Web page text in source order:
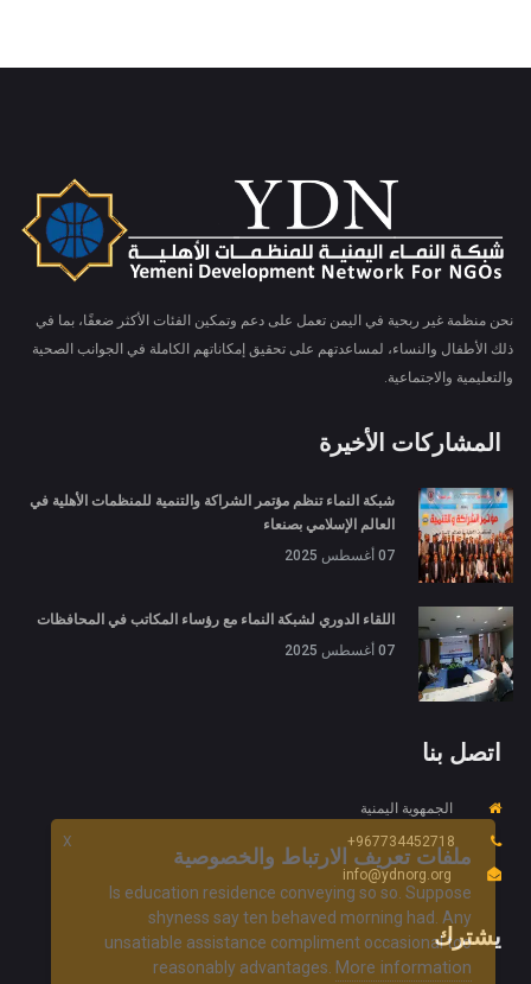
نحن منظمة غير ربحية في اليمن تعمل على دعم وتمكين الفئات الأكثر ضعفًا، بما في
ذلك الأطفال والنساء، لمساعدتهم على تحقيق إمكاناتهم الكاملة في الجوانب الصحية
والتعليمية والاجتماعية.
المشاركات الأخيرة
شبكة النماء تنظم مؤتمر الشراكة والتنمية للمنظمات الأهلية في
العالم الإسلامي بصنعاء
07 أغسطس 2025
اللقاء الدوري لشبكة النماء مع رؤساء المكاتب في المحافظات
07 أغسطس 2025
اتصل بنا
الجمهوية اليمنية
967734452718+
info@ydnorg.org
يشترك
X ملفات تعريف الارتباط والخصوصية
Is education residence conveying so so. Suppose
shyness say ten behaved morning had. Any
unsatiable assistance compliment occasional too
reasonably advantages. More information